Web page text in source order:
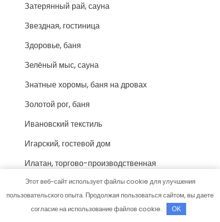
Затерянный рай, сауна
Звездная, гостиница
Здоровье, баня
Зелёный мыс, сауна
Знатные хоромы, баня на дровах
Золотой рог, баня
Ивановский текстиль
Игарский, гостевой дом
Илатан, торгово-производственная
Илиос, гостевой дом
Империя, сауна
Этот веб-сайт использует файлы cookie для улучшения
пользовательского опыта. Продолжая пользоваться сайтом, вы даете
согласие на использование файлов cookie.
OK